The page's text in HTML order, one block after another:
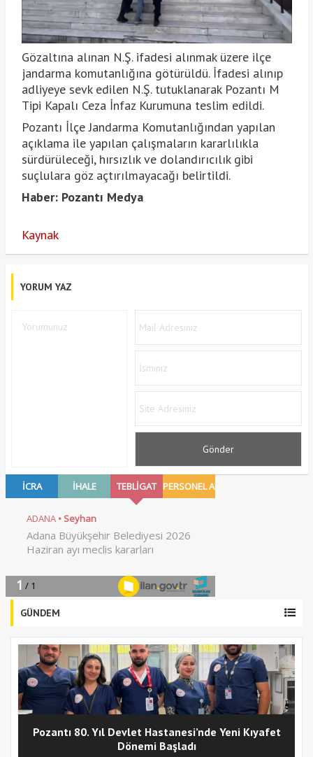
Gözaltına alınan N.Ş. ifadesi alınmak üzere ilçe
jandarma komutanlığına götürüldü. İfadesi alınıp
adliyeye sevk edilen N.Ş. tutuklanarak Pozantı M
Tipi Kapalı Ceza İnfaz Kurumuna teslim edildi.
Pozantı İlçe Jandarma Komutanlığından yapılan
açıklama ile yapılan çalışmaların kararlılıkla
sürdürüleceği, hırsızlık ve dolandırıcılık gibi
suçlulara göz açtırılmayacağı belirtildi.
Haber: Pozantı Medya
Kaynak
YORUM YAZ
GÜNDEM
Pozantı 80. Yıl Devlet Hastanesi’nde Yeni Kıyafet
Dönemi Başladı